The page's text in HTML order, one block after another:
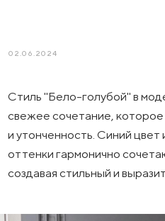
02.06.2024
Стиль "Бело-голубой" в
свежее сочетание, которое
и утонченность. Синий
оттенки гармонично
создавая стильный и